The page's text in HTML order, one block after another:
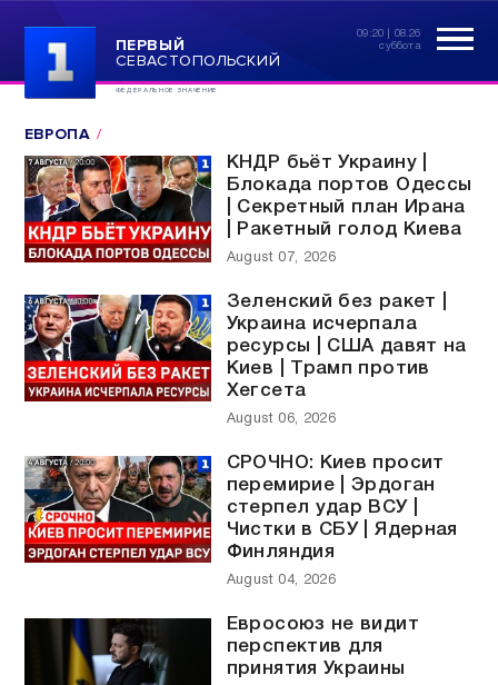
ПЕРВЫЙ
СЕВАСТОПОЛЬСКИЙ
ФЕДЕРАЛЬНОЕ ЗНАЧЕНИЕ
09:20 | 08.26
суббота
ЕВРОПА
КНДР бьёт Украину |
Блокада портов Одессы
| Секретный план Ирана
| Ракетный голод Киева
August 07, 2026
Зеленский без ракет |
Украина исчерпала
ресурсы | США давят на
Киев | Трамп против
Хегсета
August 06, 2026
СРОЧНО: Киев просит
перемирие | Эрдоган
стерпел удар ВСУ |
Чистки в СБУ | Ядерная
Финляндия
August 04, 2026
Евросоюз не видит
перспектив для
принятия Украины